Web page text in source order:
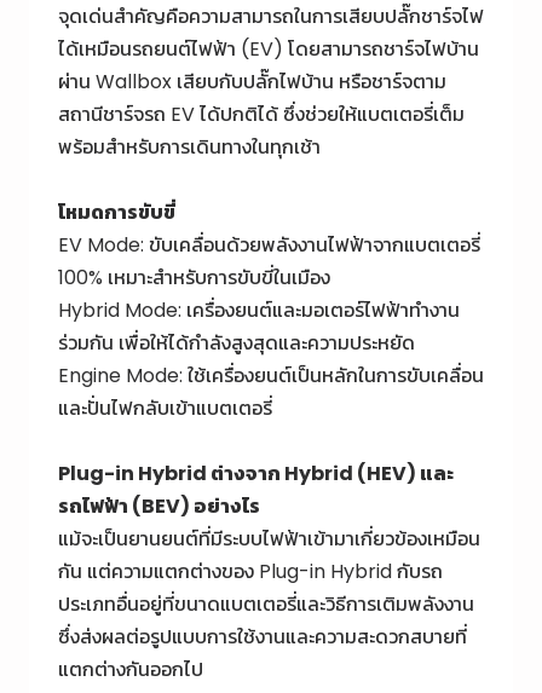
จุดเด่นสำคัญคือความสามารถในการเสียบปลั๊กชาร์จไฟ
ได้เหมือนรถยนต์ไฟฟ้า (EV) โดยสามารถชาร์จไฟบ้าน
ผ่าน Wallbox เสียบกับปลั๊กไฟบ้าน หรือชาร์จตาม
สถานีชาร์จรถ EVได้ปกติได้ ซึ่งช่วยให้แบตเตอรี่เต็ม
พร้อมสำหรับการเดินทางในทุกเช้า
โหมดการขับขี่
EV Mode: ขับเคลื่อนด้วยพลังงานไฟฟ้าจากแบตเตอรี่
100% เหมาะสำหรับการขับขี่ในเมือง
Hybrid Mode: เครื่องยนต์และมอเตอร์ไฟฟ้าทำงาน
ร่วมกัน เพื่อให้ได้กำลังสูงสุดและความประหยัด
Engine Mode: ใช้เครื่องยนต์เป็นหลักในการขับเคลื่อน
และปั่นไฟกลับเข้าแบตเตอรี่
Plug-in Hybrid ต่างจาก Hybrid (HEV) และ
รถไฟฟ้า (BEV) อย่างไร
แม้จะเป็นยานยนต์ที่มีระบบไฟฟ้าเข้ามาเกี่ยวข้องเหมือน
กัน แต่ความแตกต่างของ Plug-in Hybridกับรถ
ประเภทอื่นอยู่ที่ขนาดแบตเตอรี่และวิธีการเติมพลังงาน
ซึ่งส่งผลต่อรูปแบบการใช้งานและความสะดวกสบายที่
แตกต่างกันออกไป